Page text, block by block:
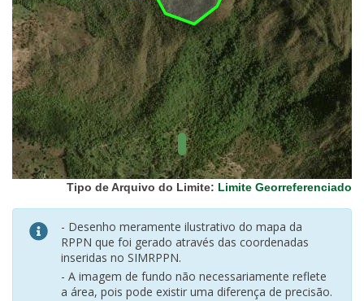
Biomas
(IBGE)
Vegetação
(IBGE)
Rodovias
(IBGE)
Relevo
(IBGE)
Tipo de Arquivo do Limite: Limite Georreferenciado
- Desenho meramente ilustrativo do mapa da
RPPN que foi gerado através das coordenadas
inseridas no SIMRPPN.
- A imagem de fundo não necessariamente reflete
a área, pois pode existir uma diferença de precisão.